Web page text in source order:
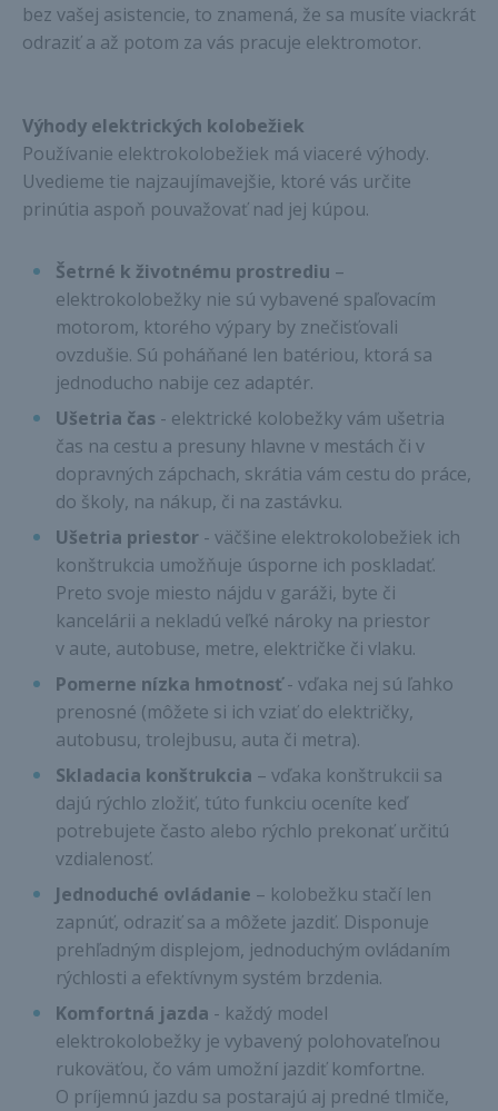
bez vašej asistencie, to znamená, že sa musíte viackrát
odraziť a až potom za vás pracuje elektromotor.
Výhody elektrických kolobežiek
Používanie elektrokolobežiek má viaceré výhody.
Uvedieme tie najzaujímavejšie, ktoré vás určite
prinútia aspoň pouvažovať nad jej kúpou.
Šetrné k životnému prostrediu –
elektrokolobežky nie sú vybavené spaľovacím
motorom, ktorého výpary by znečisťovali
ovzdušie. Sú poháňané len batériou, ktorá sa
jednoducho nabije cez adaptér.
Ušetria čas - elektrické kolobežky vám ušetria
čas na cestu a presuny hlavne v mestách či v
dopravných zápchach, skrátia vám cestu do práce,
do školy, na nákup, či na zastávku.
Ušetria priestor - väčšine elektrokolobežiek ich
konštrukcia umožňuje úsporne ich poskladať.
Preto svoje miesto nájdu v garáži, byte či
kancelárii a nekladú veľké nároky na priestor
v aute, autobuse, metre, električke či vlaku.
Pomerne nízka hmotnosť- vďaka nej sú ľahko
prenosné (môžete si ich vziať do električky,
autobusu, trolejbusu, auta či metra).
Skladacia konštrukcia – vďaka konštrukcii sa
dajú rýchlo zložiť, túto funkciu oceníte keď
potrebujete často alebo rýchlo prekonať určitú
vzdialenosť.
Jednoduché ovládanie – kolobežku stačí len
zapnúť, odraziť sa a môžete jazdiť. Disponuje
prehľadným displejom, jednoduchým ovládaním
rýchlosti a efektívnym systém brzdenia.
Komfortná jazda - každý model
elektrokolobežky je vybavený polohovateľnou
rukoväťou, čo vám umožní jazdiť komfortne.
O príjemnú jazdu sa postarajú aj predné tlmiče,